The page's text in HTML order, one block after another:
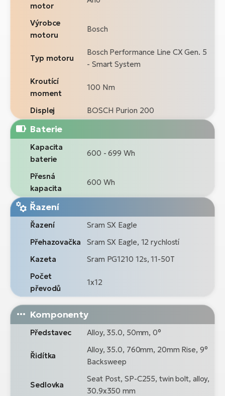
motor
Výrobce
motoru
Bosch
Typ motoru
Bosch Performance Line CX Gen. 5
- Smart System
Kroutící
moment
100 Nm
Displej BOSCH Purion 200
Baterie
Kapacita
baterie
600 - 699 Wh
Přesná
kapacita
600 Wh
Řazení
Řazení
Sram SX Eagle
Přehazovačka
Sram SX Eagle, 12 rychlostí
Kazeta
Sram PG1210 12s, 11-50T
Počet
převodů
1x12
Komponenty
Představec Alloy, 35.0, 50mm, 0°
Řidítka
Alloy, 35.0, 760mm, 20mm Rise, 9°
Backsweep
Sedlovka
Seat Post, SP-C255, twin bolt, alloy,
30.9x350 mm